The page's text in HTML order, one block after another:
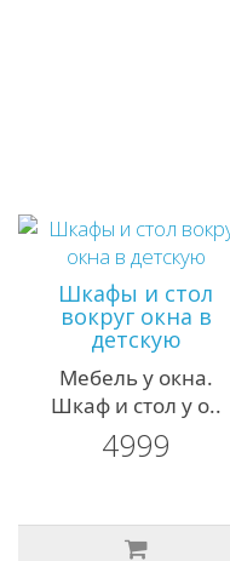
Шкафы и стол
вокруг окна в
детскую
Мебель у окна.
Шкаф и стол у о..
4999